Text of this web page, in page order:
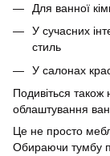
Для ванної
У сучасних
стиль
У салонах
Подивіться також
облаштування
Це не просто
Обираючи тумбу